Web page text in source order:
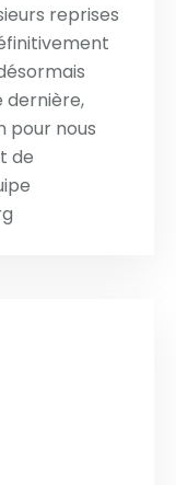
reprises
dernière,
pour nous
de